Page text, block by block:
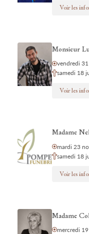
Voir les
Monsieur
vendredi
samedi 18
Voir les
Madame
mardi 23
samedi 18
Voir les
Madame
mercredi